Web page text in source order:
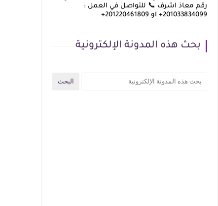
رقم معاذ اشرف 📞 للتواصل في العمل :
201033834099+ او 201220461809+
بحث هذه المدونة الإلكترونية